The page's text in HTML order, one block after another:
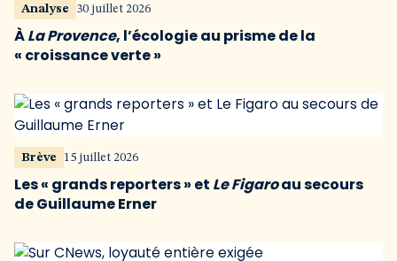
Analyse 30 juillet 2026
ÀLa Provence, l’écologie au prisme de la
« croissance verte »
Brève 15 juillet 2026
Les « grands reporters » et Le Figaroau secours
de Guillaume Erner